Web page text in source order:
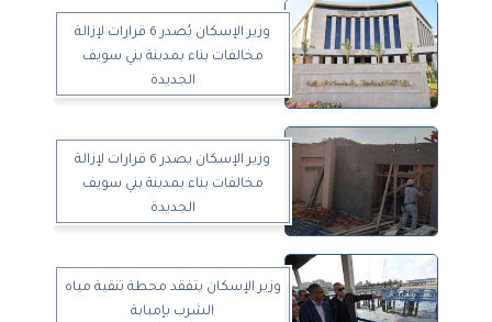
وزير الإسكان يُصدر 6 قرارات لإزالة
مخالفات بناء بمدينة بني سويف
الجديدة
وزير الإسكان يصدر 6 قرارات لإزالة
مخالفات بناء بمدينة بني سويف
الجديدة
وزير الإسكان يتفقد محطة تنقية مياه
الشرب بإمبابة